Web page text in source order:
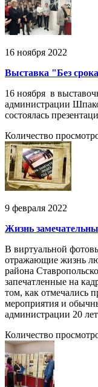
16 ноября 2022
Выставка "Без
16 ноября в
администрации
состоялась
Количество
9 февраля 2022
Жизнь
В виртуальной
отражающие жизнь
района
запечатленные на
том, как отмечались
мероприятия и
администрации 20
Количество